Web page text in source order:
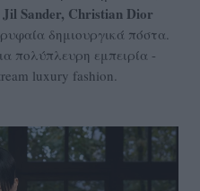
Jil Sander, Christian Dior
δημιουργικά πόστα.
πολύπλευρη εμπειρία -
luxury fashion.